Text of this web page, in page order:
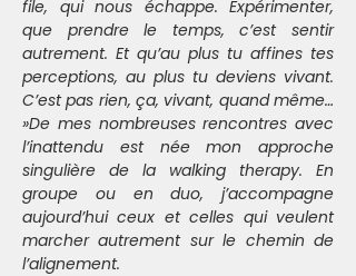
file, qui nous échappe. Expérimenter,
que prendre le temps, c’est sentir
autrement. Et qu’au plus tu affines tes
perceptions, au plus tu deviens vivant.
C’est pas rien, ça, vivant, quand même…
»De mes nombreuses rencontres avec
l’inattendu est née mon approche
singulière de la walking therapy. En
groupe ou en duo, j’accompagne
aujourd’hui ceux et celles qui veulent
marcher autrement sur le chemin de
l’alignement.